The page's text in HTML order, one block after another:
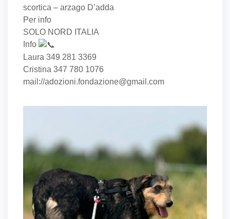
scortica – arzago D’adda
Per info
SOLO NORD ITALIA
Info
Laura 349 281 3369
Cristina 347 780 1076
mail://adozioni.fondazione@gmail.com